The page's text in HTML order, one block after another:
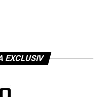
EXCLUSIV